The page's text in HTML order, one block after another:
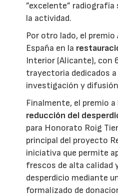
”excelente”
la actividad.
Por otro lado, el
España en la
Interior (Alicante), con
trayectoria dedicados a
investigación y
Finalmente, el premio a
reducción del
para Honorato Roig
principal del proyecto
iniciativa que permite
frescos de alta calidad
desperdicio mediante
formalizado de